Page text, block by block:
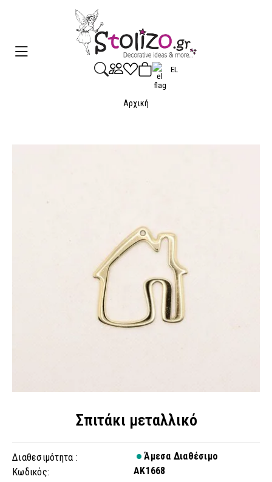
EL
Αρχική
Σπιτάκι μεταλλικό
Διαθεσιμότητα :
Άμεσα Διαθέσιμο
Κωδικός:
AK1668